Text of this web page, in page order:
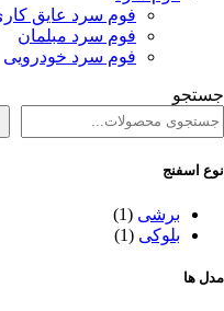
فوم سرد عایق
فوم سرد مبلمان
فوم سرد خودرویی
جستجو
نوع اسفنج
برشی (1)
بلوکی (1)
مدل ها